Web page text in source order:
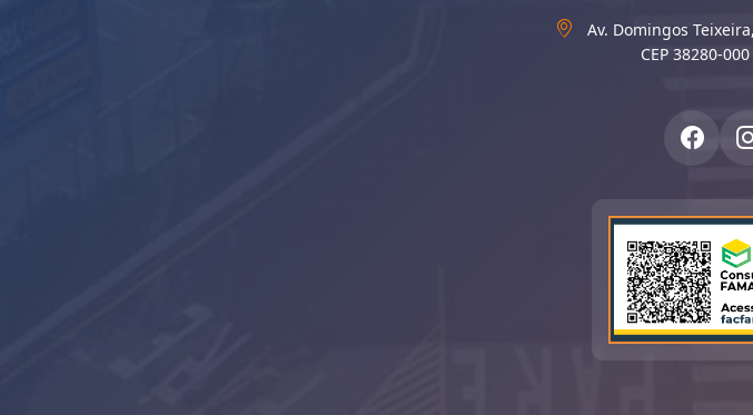
Av. Domingos
CEP 38280-